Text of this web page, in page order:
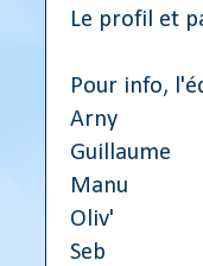
Le profil et
Pour info,
Arny
Guillaume
Manu
Oliv'
Seb